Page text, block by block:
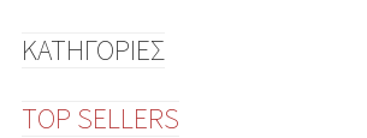
ΚΑΤΗΓΟΡΊΕΣ
TOP SELLERS